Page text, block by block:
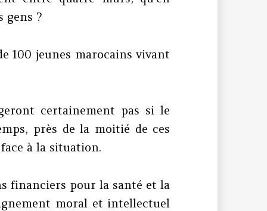
gens ?
100 jeunes marocains vivant
certainement pas si le
près de la moitié de ces
à la situation.
financiers pour la santé et la
moral et intellectuel